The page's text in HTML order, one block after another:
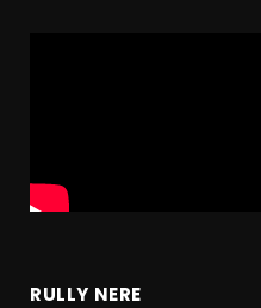
RULLY NERE